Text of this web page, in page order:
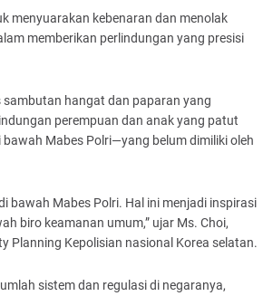
menyuarakan kebenaran dan menolak
memberikan perlindungan yang presisi
sambutan hangat dan paparan yang
perempuan dan anak yang patut
Mabes Polri—yang belum dimiliki oleh
bawah Mabes Polri. Hal ini menjadi inspirasi
biro keamanan umum,” ujar Ms. Choi,
Planning Kepolisian nasional Korea selatan.
sistem dan regulasi di negaranya,